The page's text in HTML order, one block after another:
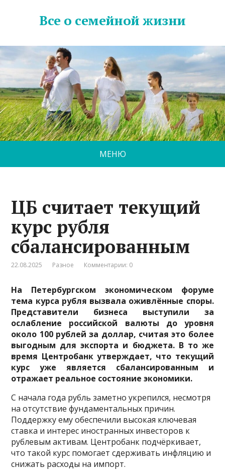
Все о семейной жизни
МЕНЮ
ЦБ считает текущий
курс рубля
сбалансированным
22.08.2025 Разное Комментарии: 0
На Петербургском экономическом форуме
тема курса рубля вызвала оживлённые споры.
Представители бизнеса выступили за
ослабление российской валюты до уровня
около 100 рублей за доллар, считая это более
выгодным для экспорта и бюджета. В то же
время Центробанк утверждает, что текущий
курс уже является сбалансированным и
отражает реальное состояние экономики.
С начала года рубль заметно укрепился, несмотря
на отсутствие фундаментальных причин.
Поддержку ему обеспечили высокая ключевая
ставка и интерес иностранных инвесторов к
рублевым активам. Центробанк подчёркивает,
что такой курс помогает сдерживать инфляцию и
снижать расходы на импорт.